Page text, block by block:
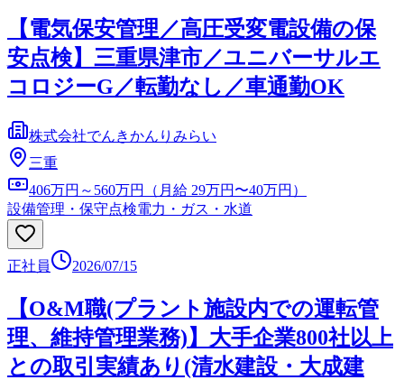
【電気保安管理／高圧受変電設備の保
安点検】三重県津市／ユニバーサルエ
コロジーG／転勤なし／車通勤OK
株式会社でんきかんりみらい
三重
406万円～560万円（月給 29万円〜40万円）
設備管理・保守点検電力・ガス・水道
正社員 2026/07/15
【O&M職(プラント施設内での運転管
理、維持管理業務)】大手企業800社以上
との取引実績あり(清水建設・大成建